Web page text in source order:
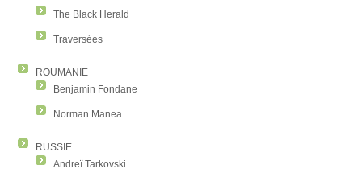
The Black Herald
Traversées
ROUMANIE
Benjamin Fondane
Norman Manea
RUSSIE
Andreï Tarkovski